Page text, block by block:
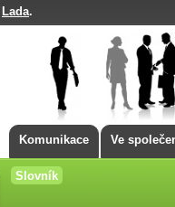
Lada.
Komunikace Ve
Slovník